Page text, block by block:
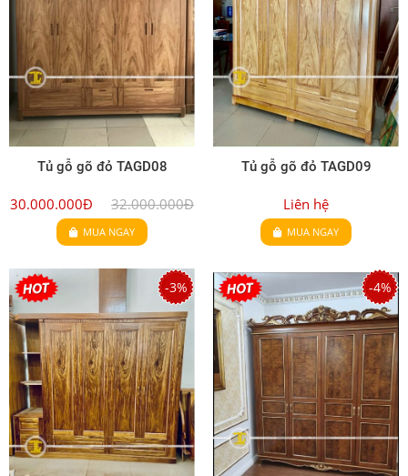
Tủ gỗ gõ đỏ TAGD08
30.000.000Đ 32.000.000Đ
MUA NGAY
Tủ gỗ gõ đỏ TAGD09
Liên hệ
MUA NGAY
-3% -4%